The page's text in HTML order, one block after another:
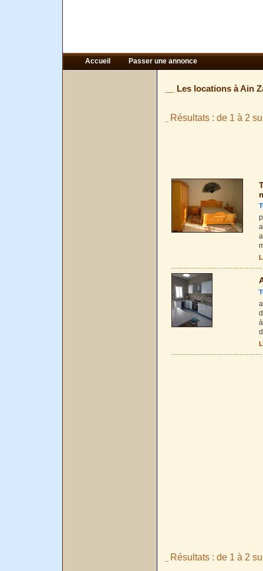
Accueil Passer une annonce
__ Les locations à Ain
Résultats : de 1 à 2
Résultats : de 1 à 2